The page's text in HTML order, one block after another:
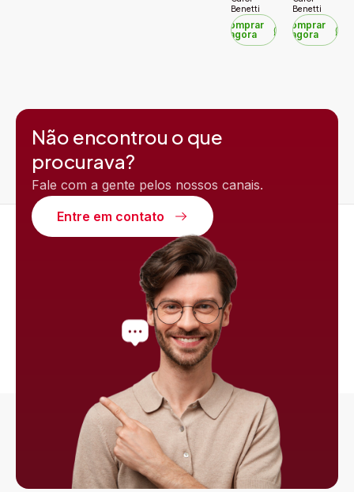
Benetti
Comprar
agora
Benetti
Comprar
agora
Não encontrou o que
procurava?
Fale com a gente pelos nossos canais.
Entre em contato